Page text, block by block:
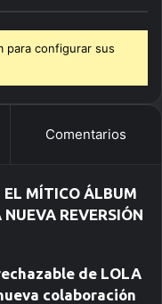
para configurar sus
Comentarios
MÍTICO ÁLBUM
REVERSIÓN
de LOLA
colaboración